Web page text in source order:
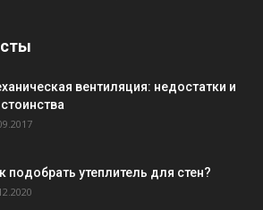
вентиляция: недостатки и
подобрать утеплитель для стен?